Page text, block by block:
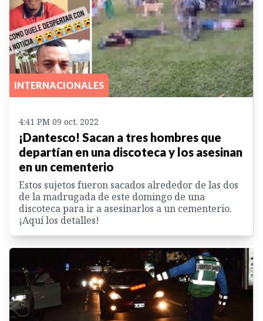
INTERNACIONALES
4:41 PM 09 oct. 2022
¡Dantesco! Sacan a tres hombres que
departían en una discoteca y los asesinan
en un cementerio
Estos sujetos fueron sacados alrededor de las dos
de la madrugada de este domingo de una
discoteca para ir a asesinarlos a un cementerio.
¡Aquí los detalles!